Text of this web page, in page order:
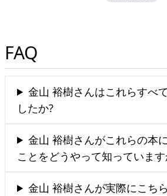
FAQ
金山 裕樹さんはこれらすべ
したか?
金山 裕樹さんがこれらの本
ことをどうやって知っています
金山 裕樹さんが実際にこち